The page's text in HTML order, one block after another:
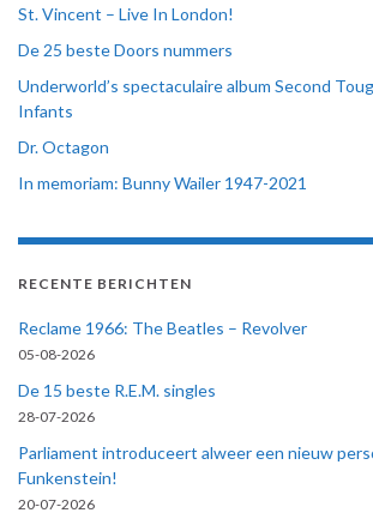
St. Vincent – Live In London!
De 25 beste Doors nummers
Underworld’s spectaculaire album Second
Infants
Dr. Octagon
In memoriam: Bunny Wailer 1947-2021
RECENTE BERICHTEN
Reclame 1966: The Beatles – Revolver
05-08-2026
De 15 beste R.E.M. singles
28-07-2026
Parliament introduceert alweer een nieuw
Funkenstein!
20-07-2026